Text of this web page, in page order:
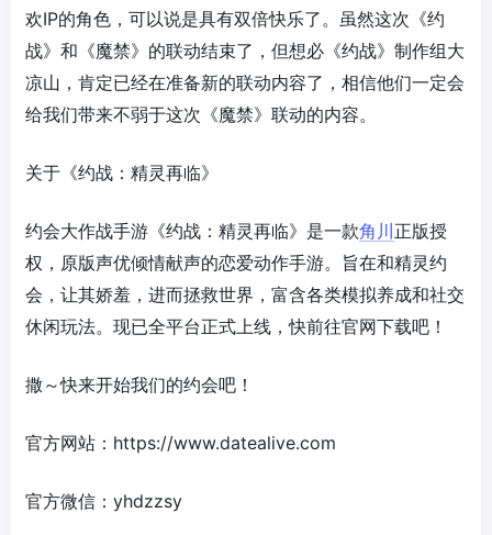
欢IP的角色，可以说是具有双倍快乐了。虽然这次《约
战》和《魔禁》的联动结束了，但想必《约战》制作组大
凉山，肯定已经在准备新的联动内容了，相信他们一定会
给我们带来不弱于这次《魔禁》联动的内容。
关于《约战：精灵再临》
约会大作战手游《约战：精灵再临》是一款角川 正版授
权，原版声优倾情献声的恋爱动作手游。旨在和精灵约
会，让其娇羞，进而拯救世界，富含各类模拟养成和社交
休闲玩法。现已全平台正式上线，快前往官网下载吧！
撒～快来开始我们的约会吧！
官方网站：https://www.datealive.com
官方微信：yhdzzsy